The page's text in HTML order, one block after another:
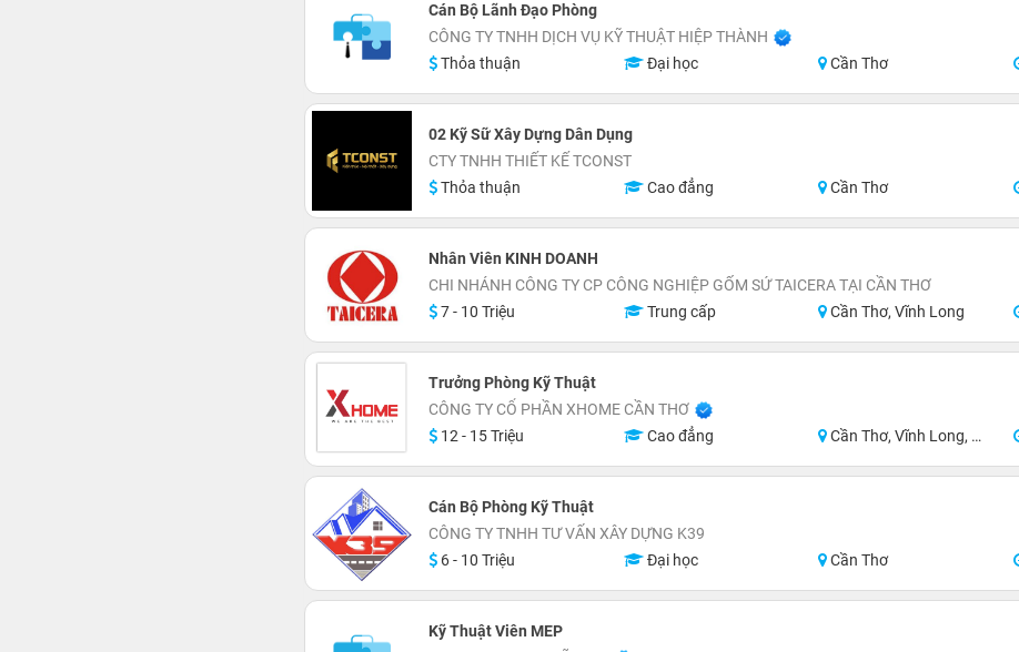
Cán Bộ Lãnh Đạo Phòng
CÔNG TY TNHH DỊCH VỤ KỸ THUẬT HIỆP THÀNH
Thỏa thuận
Đại học Cần Thơ
02 Kỹ Sữ Xây Dựng Dân Dụng
CTY TNHH THIẾT KẾ TCONST
Thỏa thuận
Cao đẳng Cần Thơ
Nhân Viên KINH DOANH
CHI NHÁNH CÔNG TY CP CÔNG NGHIỆP GỐM SỨ TAICERA TẠI CẦN THƠ
7 - 10 Triệu
Trung cấp Cần Thơ, Vĩnh Long
Trưởng Phòng Kỹ Thuật
CÔNG TY CỔ PHẦN XHOME CẦN THƠ
12 - 15 Triệu
Cao đẳng Cần Thơ, Vĩnh Long, Hậu Giang, Sóc Trăng
Cán Bộ Phòng Kỹ Thuật
CÔNG TY TNHH TƯ VẤN XÂY DỰNG K39
6 - 10 Triệu
Đại học Cần Thơ
Kỹ Thuật Viên MEP